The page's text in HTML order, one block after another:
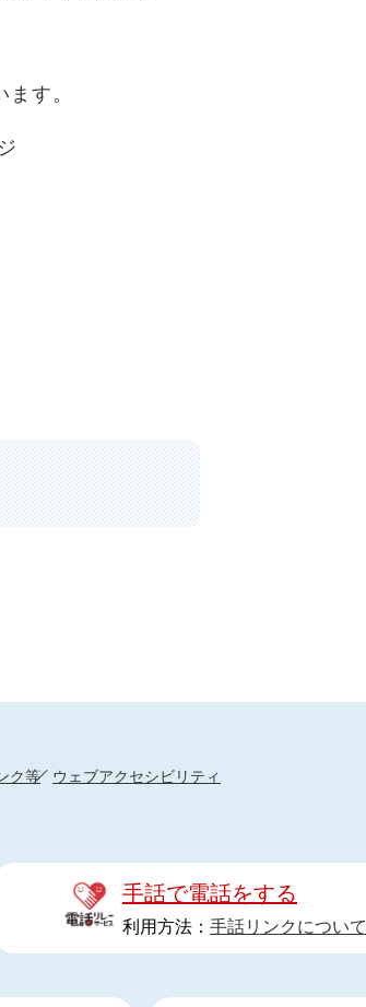
す。
ク等 ウェブアクセシビリティ
手話で電話をする
利用方法： 手話リンクについて